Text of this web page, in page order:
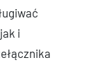
i